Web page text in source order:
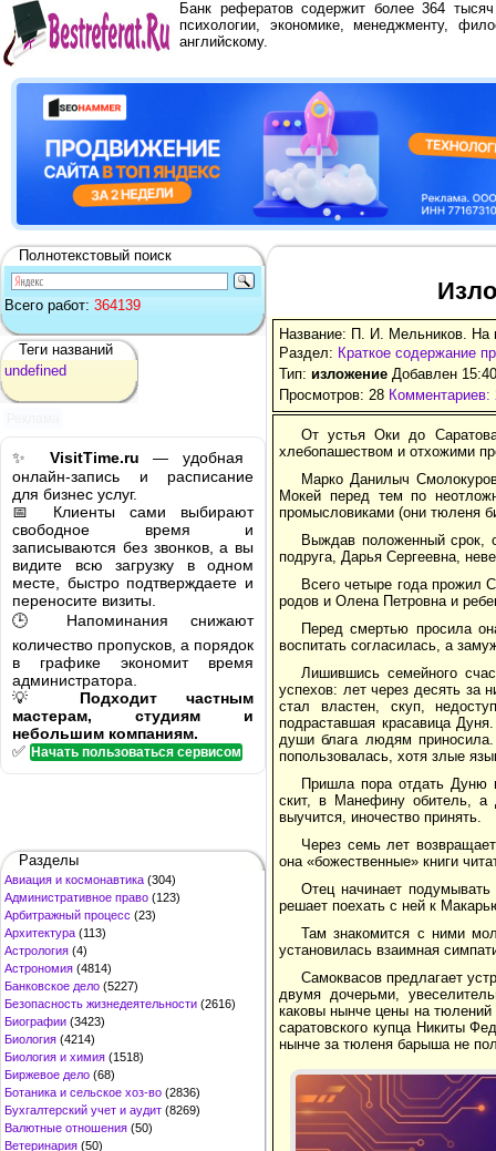
Банк рефератов содержит более 364
психологии, экономике, менеджменту,
английскому.
Полнотекстовый поиск
Всего работ: 364139
Теги названий
undefined
✨ VisitTime.ru — удобная
онлайн-запись и расписание
для бизнес услуг.
📅 Клиенты сами выбирают
свободное время и
записываются без звонков, а вы
видите всю загрузку в одном
месте, быстро подтверждаете и
переносите визиты.
🕒 Напоминания снижают
количество пропусков, а порядок
в графике экономит время
администратора.
💡 Подходит частным
мастерам, студиям и
небольшим компаниям.
✅ Начать пользоваться сервисом
Разделы
Авиация и космонавтика (304)
Административное право (123)
Арбитражный процесс (23)
Архитектура (113)
Астрология (4)
Астрономия (4814)
Банковское дело (5227)
Безопасность жизнедеятельности (2616)
Биографии (3423)
Биология (4214)
Биология и химия (1518)
Биржевое дело (68)
Ботаника и сельское хоз-во (2836)
Бухгалтерский учет и аудит (8269)
Валютные отношения (50)
Ветеринария (50)
Название: П. И. Мельников. На
Раздел: Краткое содержание
Тип: изложение Добавлен
Просмотров: 28 Комментариев:
От устья Оки до
хлебопашеством и отхожими
Марко Данилыч
Мокей перед тем по
промысловиками (они тюленя
Выждав положенный срок,
подруга, Дарья Сергеевна,
Всего четыре года прожил
родов и Олена Петровна и
Перед смертью просила
воспитать согласилась, а
Лишившись семейного
успехов: лет через десять
стал властен, скуп,
подраставшая красавица
души блага людям
попользовалась, хотя злые
Пришла пора отдать Дуню
скит, в Манефину обитель, а
выучится, иночество принять.
Через семь лет
она «божественные» книги
Отец начинает
решает поехать с ней к
Там знакомится с ними
установилась взаимная
Самоквасов предлагает
двумя дочерьми,
каковы нынче цены на
саратовского купца Никиты
нынче за тюленя барыша не